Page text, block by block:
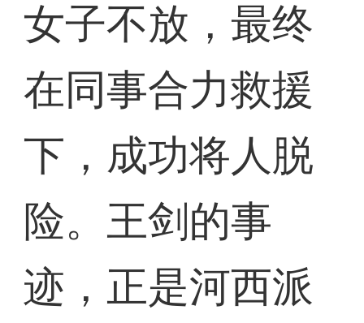
女子不放，最终
在同事合力救援
下，成功将人脱
险。王剑的事
迹，正是河西派